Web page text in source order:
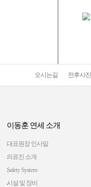
오시는길 전후사진
이동훈 연세 소개
대표원장 인사말
의료진 소개
Safety System
시설 및 장비